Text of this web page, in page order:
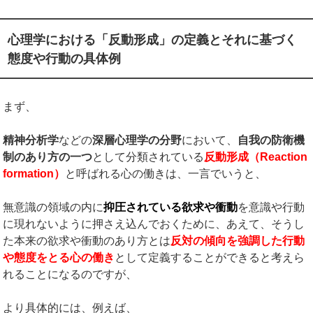
心理学における「反動形成」の定義とそれに基づく
態度や行動の具体例
まず、
精神分析学などの深層心理学の分野において、 自我の防衛機
制のあり方の一つとして分類されている 反動形成（ Reaction
formation） と呼ばれる心の働きは、一言でいうと、
無意識の領域の内に抑圧されている欲求や衝動を意識や行動
に現れないように押さえ込んでおくために、あえて、そうし
た本来の欲求や衝動のあり方とは反対の傾向を強調した行動
や態度をとる心の働き として定義することができると考えら
れることになるのですが、
より具体的には、例えば、